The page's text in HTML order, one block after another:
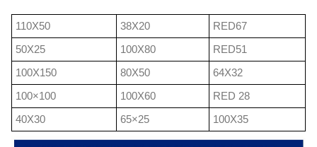
110X50 38X20
RED67
50X25
100X80
RED51
100X150
80X50
64X32
100×100
100X60
RED 28
40X30
65×25 100X35